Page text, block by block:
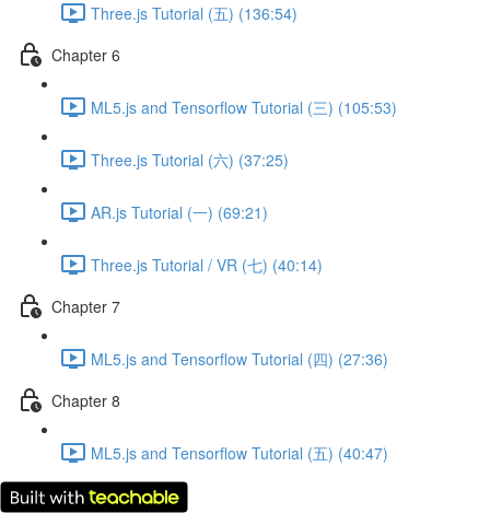
Three.js Tutorial (五) (136:54)
Chapter 6
ML5.js and Tensorflow Tutorial (三) (105:53)
Three.js Tutorial (六) (37:25)
AR.js Tutorial (一) (69:21)
Three.js Tutorial / VR (七) (40:14)
Chapter 7
ML5.js and Tensorflow Tutorial (四) (27:36)
Chapter 8
ML5.js and Tensorflow Tutorial (五) (40:47)